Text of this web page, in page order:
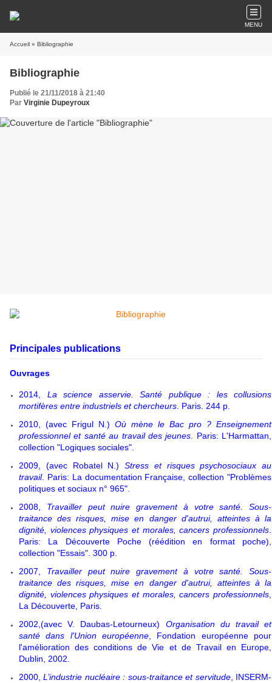
MENU
Accueil » Bibliographie
Bibliographie
Publié le 21/11/2018 à 21:40
Par Virginie Dupeyroux
Principales publications
Ouvrages
2014, La science asservie. Santé publique : les collusions
mortifères entre industriels et chercheurs . Paris. 244 p.
2010, (avec Frigul N.) Où mène le Bac pro ? Enseignement
professionnel et santé au travail des jeunes . Paris: L'Harmattan,
collection "Logiques sociales".
2009, (avec Robatel N.) Stress et risques psychosociaux au
travail. Paris: La documentation Française, collection "Problèmes
politiques et sociaux n° 965".
2008, Travailler peut nuire gravement à votre santé. Sous-
traitance des risques, mise en danger d'autrui, atteintes à la
dignité, violences physiques et morales, cancers professionnels
Paris: La Découverte Poche (réédition en format poche),
collection "Essais". 300 p.
2007, Travailler peut nuire gravement à votre santé. Sous-
traitance des risques, mise en danger d'autrui, atteintes à la
dignité, violences physiques et morales, cancers professionnels
La Découverte, Paris.
2002,(avec V. Daubas-Letourneux) Organisation du travail et
santé dans l'Union européenne , Fondation européenne pour
l'amélioration des conditions de Vie et de Travail en Europe,
Dublin, 2002.
2000,L’industrie nucléaire : sous-traitance et servitude, INSERM-